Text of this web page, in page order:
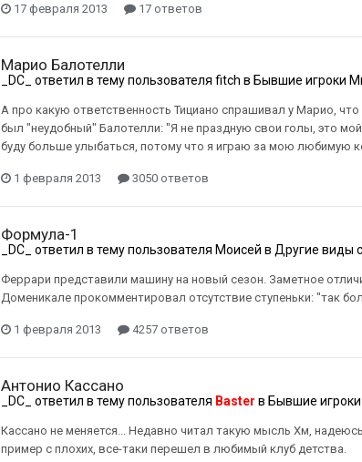
17 февраля 2013 17 ответов
Марио Балотелли
_DC_ ответил в тему пользователя fitch в Бывшие игроки
А про какую ответственность Тициано спрашивал у Марио,
был "неудобный" Балотелли: "Я не праздную свои голы, это
буду больше улыбаться, потому что я играю за мою любимую
1 февраля 2013 3050 ответов
Формула-1
_DC_ ответил в тему пользователя Моисей в Другие виды
Феррари представили машину на новый сезон. Заметное
Доменикале прокомментировал отсутствие ступеньки: "так
1 февраля 2013 4257 ответов
Антонио Кассано
_DC_ ответил в тему пользователя Baster в Бывшие
Кассано не меняется... Недавно читал такую мысль Хм,
пример с плохих, все-таки перешел в любимый клуб детства.